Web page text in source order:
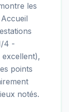
les
4 -
points
notés.